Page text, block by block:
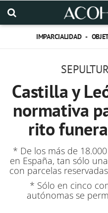
IMPARCIALIDAD -
Castilla y
normativa
rito
* De los más de
en España, tan sólo
con parcelas
* Sólo en cinco
autónomas se